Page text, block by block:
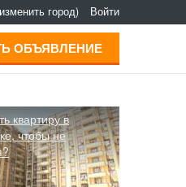
город) Войти
ОБЪЯВЛЕНИЕ
квартиру в
чтобы не